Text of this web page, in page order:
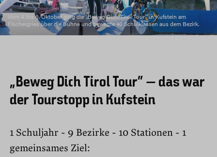
Vom 4. bis 6. Oktober ging die „Beweg Dich Tirol Tour“ in Kufstein am
Fischergries über die Bühne und bewegte 40 Schulklassen aus dem Bezirk.
„Beweg Dich Tirol Tour“ – das war
der Tourstopp in Kufstein
1 Schuljahr - 9 Bezirke - 10 Stationen - 1
gemeinsames Ziel: